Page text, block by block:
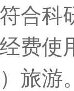
合科
费使
旅游